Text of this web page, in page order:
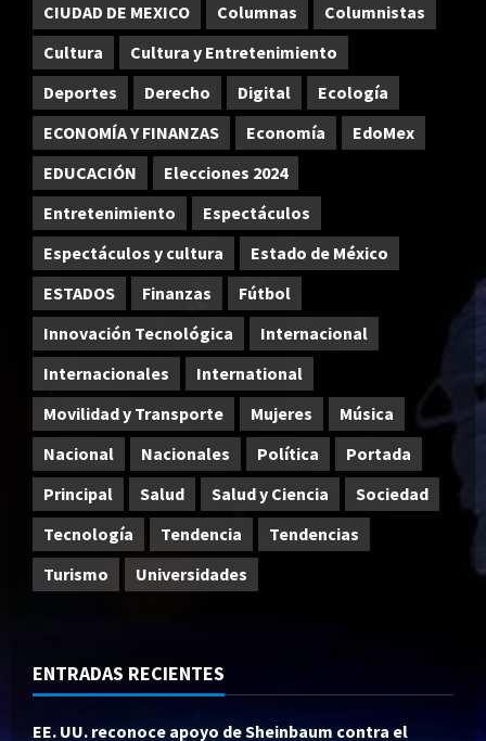
CIUDAD DE MEXICO
Columnas
Columnistas
Cultura
Cultura y Entretenimiento
Deportes
Derecho Digital
Ecología
ECONOMÍA Y FINANZAS
Economía
EdoMex
EDUCACIÓN
Elecciones 2024
Entretenimiento
Espectáculos
Espectáculos y cultura
Estado de México
ESTADOS
Finanzas
Fútbol
Innovación Tecnológica
Internacional
Internacionales
International
Movilidad y Transporte
Mujeres
Música
Nacional
Nacionales Política
Portada
Principal
Salud Salud y Ciencia
Sociedad
Tecnología
Tendencia
Tendencias
Turismo
Universidades
ENTRADAS RECIENTES
EE. UU. reconoce apoyo de Sheinbaum contra el